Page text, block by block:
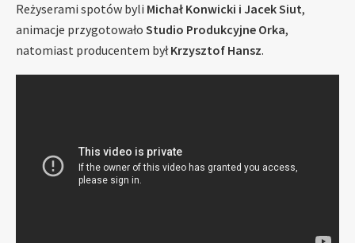
Reżyserami spotów byli Michał Konwicki i Jacek Siut,
animacje przygotowało Studio Produkcyjne Orka,
natomiast producentem byłKrzysztof Hansz.